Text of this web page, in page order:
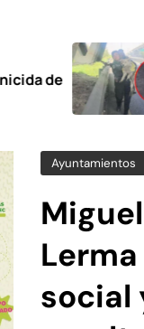
Agosto 6,
canal de
Ayuntamientos
social